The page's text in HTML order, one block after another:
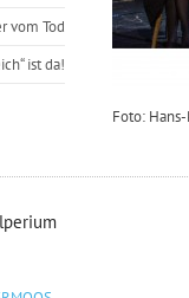
Foto:
vom Tod
ist da!